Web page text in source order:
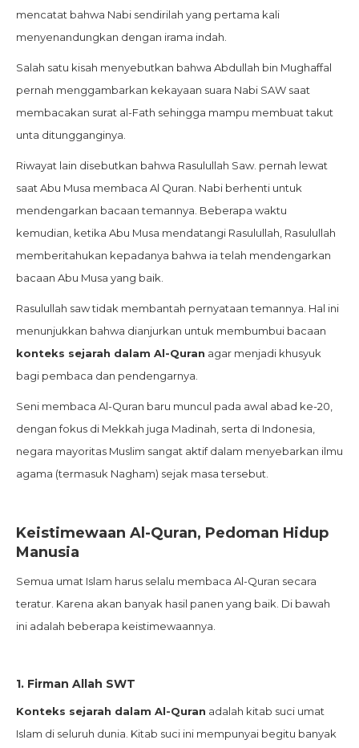
mencatat bahwa Nabi sendirilah yang pertama kali
menyenandungkan dengan irama indah.
Salah satu kisah menyebutkan bahwa Abdullah bin Mughaffal
pernah menggambarkan kekayaan suara Nabi SAW saat
membacakan surat al-Fath sehingga mampu membuat takut
unta ditungganginya.
Riwayat lain disebutkan bahwa Rasulullah Saw. pernah lewat
saat Abu Musa membaca Al Quran. Nabi berhenti untuk
mendengarkan bacaan temannya. Beberapa waktu
kemudian, ketika Abu Musa mendatangi Rasulullah, Rasulullah
memberitahukan kepadanya bahwa ia telah mendengarkan
bacaan Abu Musa yang baik.
Rasulullah saw tidak membantah pernyataan temannya. Hal ini
menunjukkan bahwa dianjurkan untuk membumbui bacaan
konteks sejarah dalam Al-Quran agar menjadi khusyuk
bagi pembaca dan pendengarnya.
Seni membaca Al-Quran baru muncul pada awal abad ke-20,
dengan fokus di Mekkah juga Madinah, serta di Indonesia,
negara mayoritas Muslim sangat aktif dalam menyebarkan ilmu
agama (termasuk Nagham) sejak masa tersebut.
Keistimewaan Al-Quran, Pedoman Hidup
Manusia
Semua umat Islam harus selalu membaca Al-Quran secara
teratur. Karena akan banyak hasil panen yang baik. Di bawah
ini adalah beberapa keistimewaannya.
1. Firman Allah SWT
Konteks sejarah dalam Al-Quran adalah kitab suci umat
Islam di seluruh dunia. Kitab suci ini mempunyai begitu banyak